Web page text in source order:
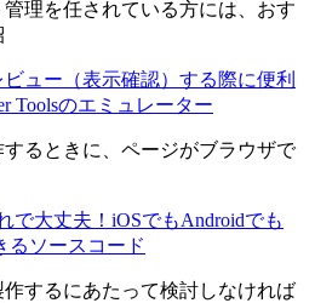
理を任されている方には、おす
ュー（表示確認）する際に便利
Toolsのエミュレーター
るときに、ページがブラウザで
で大丈夫！iOSでもAndroidでも
るソースコード
するにあたって検討しなければ